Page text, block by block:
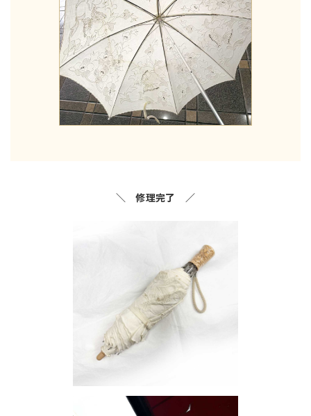
＼ 修理完了 ／